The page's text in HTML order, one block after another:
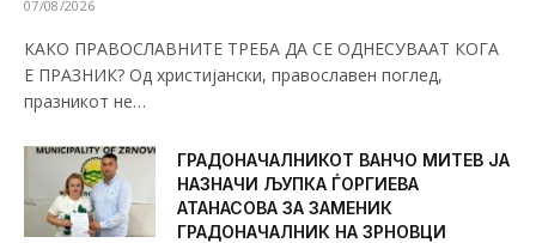
07/08/2026
КАКО ПРАВОСЛАВНИТЕ ТРЕБА ДА СЕ ОДНЕСУВААТ КОГА
Е ПРАЗНИК? Од христијански, православен поглед,
празникот не…
ГРАДОНАЧАЛНИКОТ ВАНЧО МИТЕВ ЈА
НАЗНАЧИ ЉУПКА ЃОРГИЕВА
АТАНАСОВА ЗА ЗАМЕНИК
ГРАДОНАЧАЛНИК НА ЗРНОВЦИ